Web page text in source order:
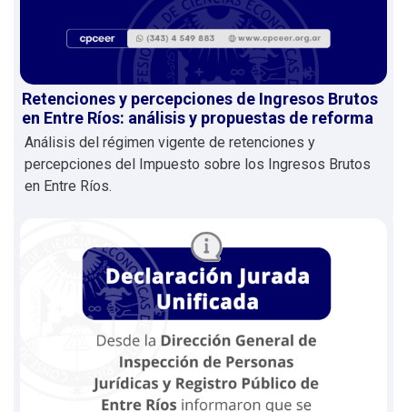
Retenciones y percepciones de Ingresos Brutos
en Entre Ríos: análisis y propuestas de reforma
Análisis del régimen vigente de retenciones y
percepciones del Impuesto sobre los Ingresos Brutos
en Entre Ríos.